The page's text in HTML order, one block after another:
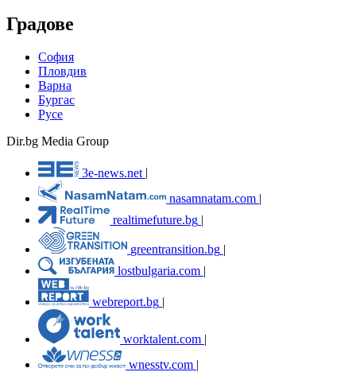
Градове
София
Пловдив
Варна
Бургас
Русе
Dir.bg Media Group
3e-news.net
nasamnatam.com |
realtimefuture.bg |
greentransition.bg |
lostbulgaria.com |
webreport.bg
worktalent.com |
wnesstv.com |